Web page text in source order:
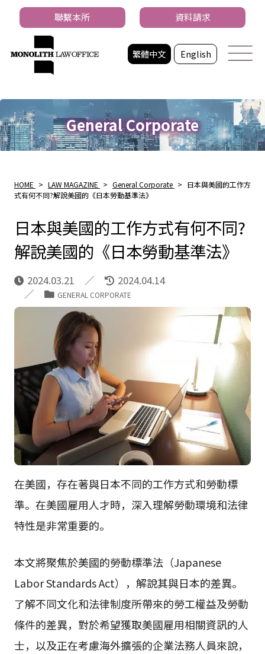
繁體中文 English
聯繫本所 資料請求
General Corporate
HOME > LAW MAGAZINE > General Corporate > 日本與美國的工作方
式有何不同?解說美國的《日本勞動基準法》
日本與美國的工作方式有何不同?
解說美國的《日本勞動基準法》
2024.03.21 2024.04.14
GENERAL CORPORATE
在美國，存在著與日本不同的工作方式和勞動標
準。在美國雇用人才時，深入理解勞動環境和法律
特性是非常重要的。
本文將聚焦於美國的勞動標準法（Japanese
Labor Standards Act），解說其與日本的差異。
了解不同文化和法律制度所帶來的勞工權益及勞動
條件的差異，對於希望獲取美國雇用相關資訊的人
士，以及正在考慮海外擴張的企業法務人員來說，